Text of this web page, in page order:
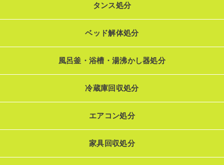
タンス処分
ベッド解体処分
風呂釜・浴槽・湯沸かし器処分
冷蔵庫回収処分
エアコン処分
家具回収処分